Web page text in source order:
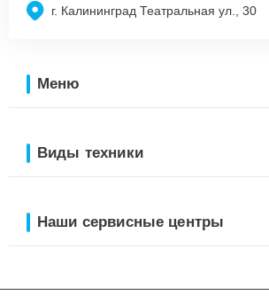
г. Калининград Театральная ул., 30
Меню
Виды техники
Наши сервисные центры